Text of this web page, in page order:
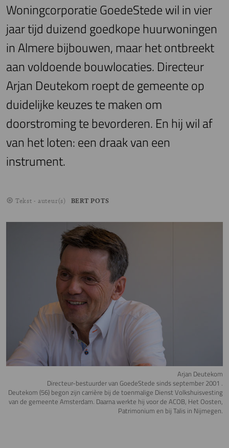
Woningcorporatie GoedeStede wil in vier
jaar tijd duizend goedkope huurwoningen
in Almere bijbouwen, maar het ontbreekt
aan voldoende bouwlocaties. Directeur
Arjan Deutekom roept de gemeente op
duidelijke keuzes te maken om
doorstroming te bevorderen. En hij wil af
van het loten: een draak van een
instrument.
Tekst - auteur(s) BERT POTS
Arjan Deutekom
Directeur-bestuurder van GoedeStede sinds september 2001 .
Deutekom (56) begon zijn carrière bij de toenmalige Dienst Volkshuisvesting
van de gemeente Amsterdam. Daarna werkte hij voor de ACOB, Het Oosten,
Patrimonium en bij Talis in Nijmegen.